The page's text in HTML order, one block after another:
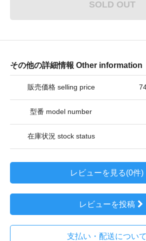
SOLD OUT
その他の詳細情報 Other information
販売価格 selling price
型番 model number
在庫状況 stock status
レビューを見る(0件)
レビューを投稿
支払い・配送について